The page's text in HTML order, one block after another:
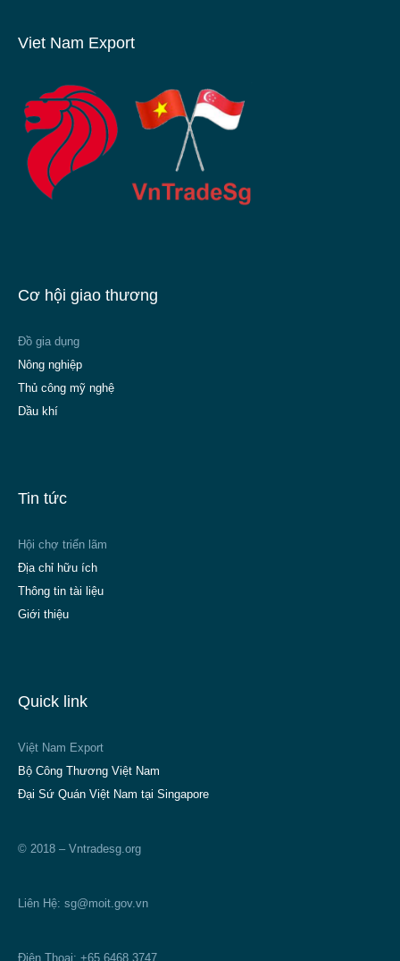
Viet Nam Export
Cơ hội giao thương
Đồ gia dụng
Nông nghiệp
Thủ công mỹ nghệ
Dầu khí
Tin tức
Hội chợ triển lãm
Địa chỉ hữu ích
Thông tin tài liệu
Giới thiệu
Quick link
Việt Nam Export
Bộ Công Thương Việt Nam
Đại Sứ Quán Việt Nam tại Singapore
© 2018 – Vntradesg.org
Liên Hệ: sg@moit.gov.vn
Điện Thoại: +65 6468 3747